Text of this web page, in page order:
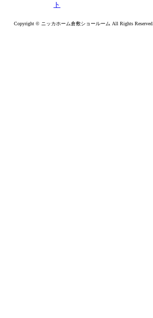
ト
Copyright © ニッカホーム倉敷ショールーム All Rights Reserved.